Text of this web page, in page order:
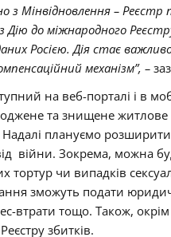
з Мінвідновлення –
Дію до міжнародного
Росією. Дія стає
механізм”, –
на веб-порталі і в
та знищене
плануємо розширити
війни. Зокрема, можна
чи випадків
зможуть подати
втрати тощо. Також,
збитків.